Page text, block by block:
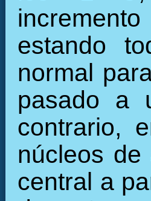
estando
normal
pasado a
contrario,
núcleos
central a